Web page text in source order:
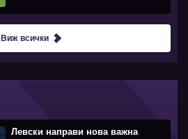
Виж всички
Левски направи нова важна